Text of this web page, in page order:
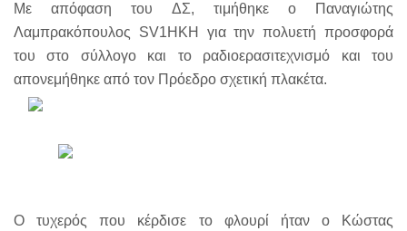
Με απόφαση του ΔΣ, τιμήθηκε ο Παναγιώτης
Λαμπρακόπουλος SV1HKH για την πολυετή προσφορά
του στο σύλλογο και το ραδιοερασιτεχνισμό και του
απονεμήθηκε από τον Πρόεδρο σχετική πλακέτα.
Ο τυχερός που κέρδισε το φλουρί ήταν ο Κώστας